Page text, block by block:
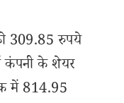
309.85 रुपये
कंपनी के शेयर
में 814.95